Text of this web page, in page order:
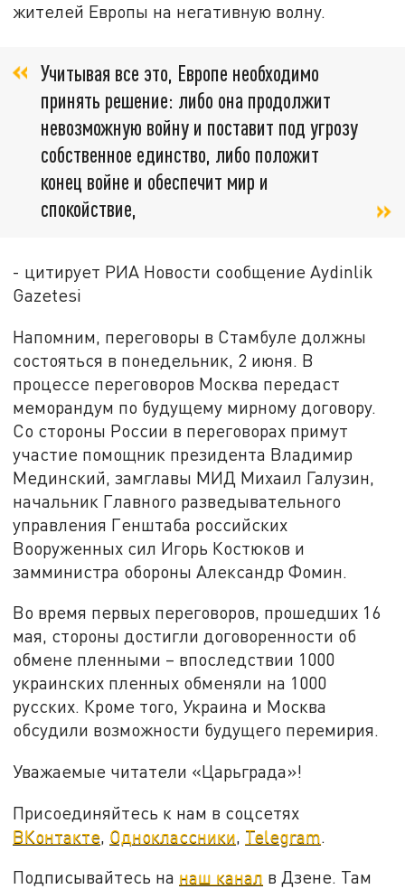
жителей Европы на негативную волну.
Учитывая все это, Европе необходимо
принять решение: либо она продолжит
невозможную войну и поставит под угрозу
собственное единство, либо положит
конец войне и обеспечит мир и
спокойствие,
- цитирует РИА Новости сообщение Aydinlik
Gazetesi
Напомним, переговоры в Стамбуле должны
состояться в понедельник, 2 июня. В
процессе переговоров Москва передаст
меморандум по будущему мирному договору.
Со стороны России в переговорах примут
участие помощник президента Владимир
Мединский, замглавы МИД Михаил Галузин,
начальник Главного разведывательного
управления Генштаба российских
Вооруженных сил Игорь Костюков и
замминистра обороны Александр Фомин.
Во время первых переговоров, прошедших 16
мая, стороны достигли договоренности об
обмене пленными – впоследствии 1000
украинских пленных обменяли на 1000
русских. Кроме того, Украина и Москва
обсудили возможности будущего перемирия.
Уважаемые читатели «Царьграда»!
Присоединяйтесь к нам в соцсетях
ВКонтакте, Одноклассники, Telegram.
Подписывайтесь на наш канал в Дзене. Там